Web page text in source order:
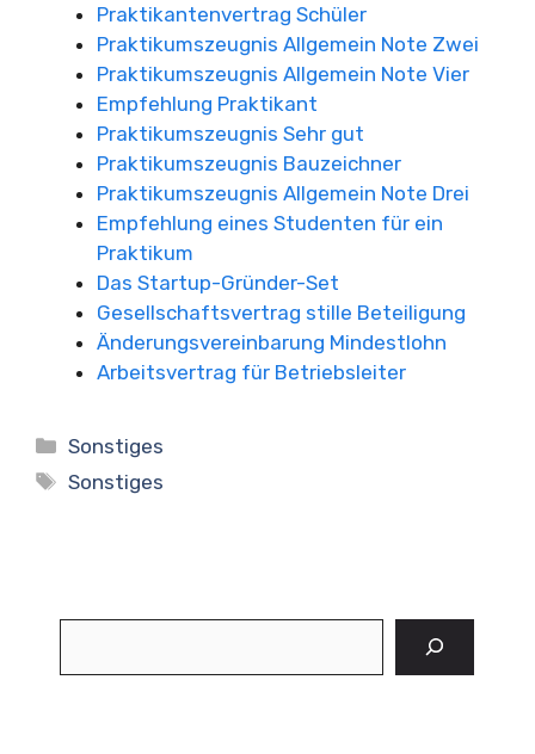
Praktikantenvertrag Schüler
Praktikumszeugnis Allgemein Note Zwei
Praktikumszeugnis Allgemein Note Vier
Empfehlung Praktikant
Praktikumszeugnis Sehr gut
Praktikumszeugnis Bauzeichner
Praktikumszeugnis Allgemein Note Drei
Empfehlung eines Studenten für ein
Praktikum
Das Startup-Gründer-Set
Gesellschaftsvertrag stille Beteiligung
Änderungsvereinbarung Mindestlohn
Arbeitsvertrag für Betriebsleiter
Kategorien
Sonstiges
Schlagwörter
Sonstiges